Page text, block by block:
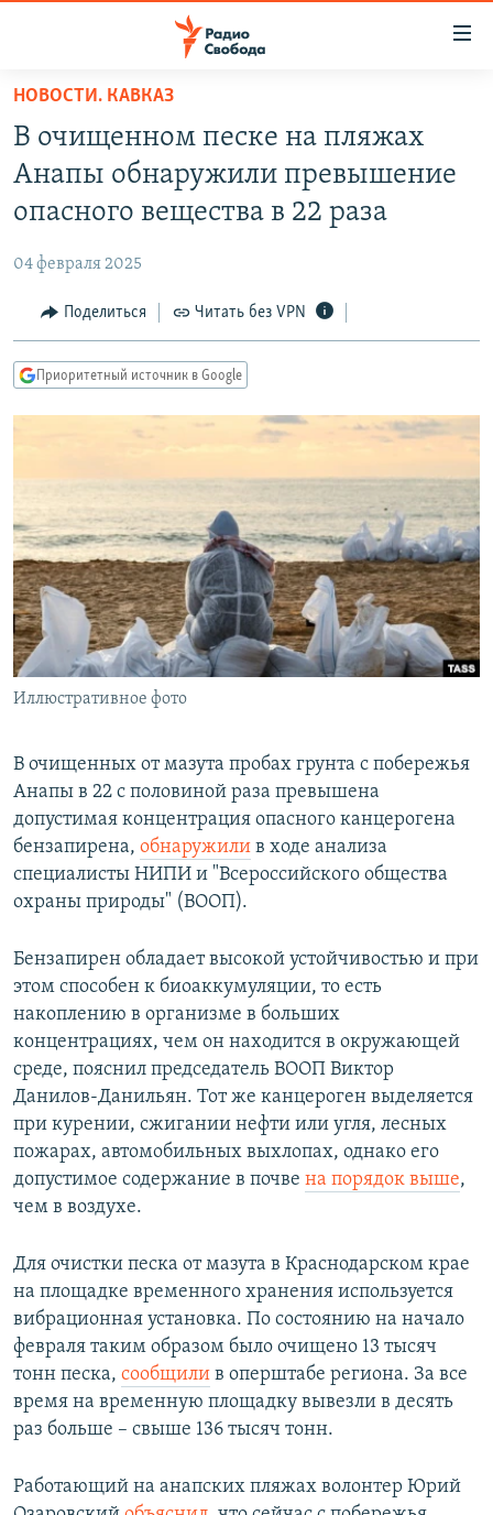
упрощенного
доступа
Вернуться
основному
Вернутся
Вернутся
ПОДКАСТЫ
АВТОРСКИЕ ПРОЕКТЫ
МНЕНИЯ
КУЛЬТУРА
КАВКАЗ.РЕАЛИИ
СЕВЕР.РЕАЛИИ
РАСПИСАНИЕ ВЕЩАНИЯ
ПОДПИШИТЕСЬ НА РАССЫЛКУ
СОЦИАЛЬНЫЕ СЕТИ
Все сайты РСЕ/РС
НОВОСТИ. КАВКАЗ
В очищенном песке на пляжах
Анапы обнаружили превышение
опасного вещества в 22 раза
04 февраля 2025
Поделиться Читать без VPN
Приоритетный источник в Google
Иллюстративное фото
В очищенных от мазута пробах грунта с побережья
Анапы в 22 с половиной раза превышена
допустимая концентрация опасного канцерогена
бензапирена, обнаружили в ходе анализа
специалисты НИПИ и "Всероссийского общества
охраны природы" (ВООП).
Бензапирен обладает высокой устойчивостью и при
этом способен к биоаккумуляции, то есть
накоплению в организме в больших
концентрациях, чем он находится в окружающей
среде, пояснил председатель ВООП Виктор
Данилов-Данильян. Тот же канцероген выделяется
при курении, сжигании нефти или угля, лесных
пожарах, автомобильных выхлопах, однако его
допустимое содержание в почве на порядок выше,
чем в воздухе.
Для очистки песка от мазута в Краснодарском крае
на площадке временного хранения используется
вибрационная установка. По состоянию на начало
февраля таким образом было очищено 13 тысяч
тонн песка, сообщили в оперштабе региона. За все
время на временную площадку вывезли в десять
раз больше – свыше 136 тысяч тонн.
Работающий на анапских пляжах волонтер Юрий